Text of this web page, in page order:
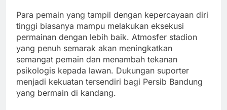
Para pemain yang tampil dengan kepercayaan diri
tinggi biasanya mampu melakukan eksekusi
permainan dengan lebih baik. Atmosfer stadion
yang penuh semarak akan meningkatkan
semangat pemain dan menambah tekanan
psikologis kepada lawan. Dukungan suporter
menjadi kekuatan tersendiri bagi Persib Bandung
yang bermain di kandang.